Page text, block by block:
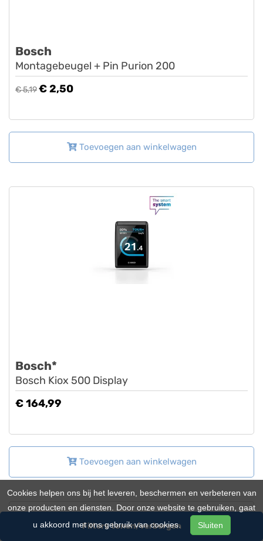
Filters tonen/verbergen
Bosch
Montagebeugel + Pin Purion 200
€ 5,19€ 2,50
Toevoegen aan winkelwagen
Bosch*
Bosch Kiox 500 Display
€ 164,99
Toevoegen aan winkelwagen
Cookies helpen ons bij het leveren, beschermen en verbeteren van
onze producten en diensten. Door onze website te gebruiken, gaat
u akkoord met ons gebruik van cookies.
Sluiten